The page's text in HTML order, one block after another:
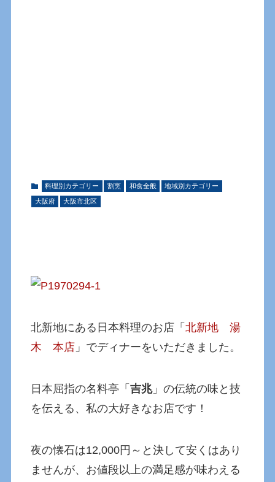
料理別カテゴリー 割烹 和食全般 地域別カテゴリー
大阪府 大阪市北区
北新地にある日本料理のお店「北新地 湯
木 本店 」でディナーをいただきました。
日本屈指の名料亭「吉兆」の伝統の味と技
を伝える、私の大好きなお店です！
夜の懐石は12,000円～と決して安くはあり
ませんが、お値段以上の満足感が味わえる